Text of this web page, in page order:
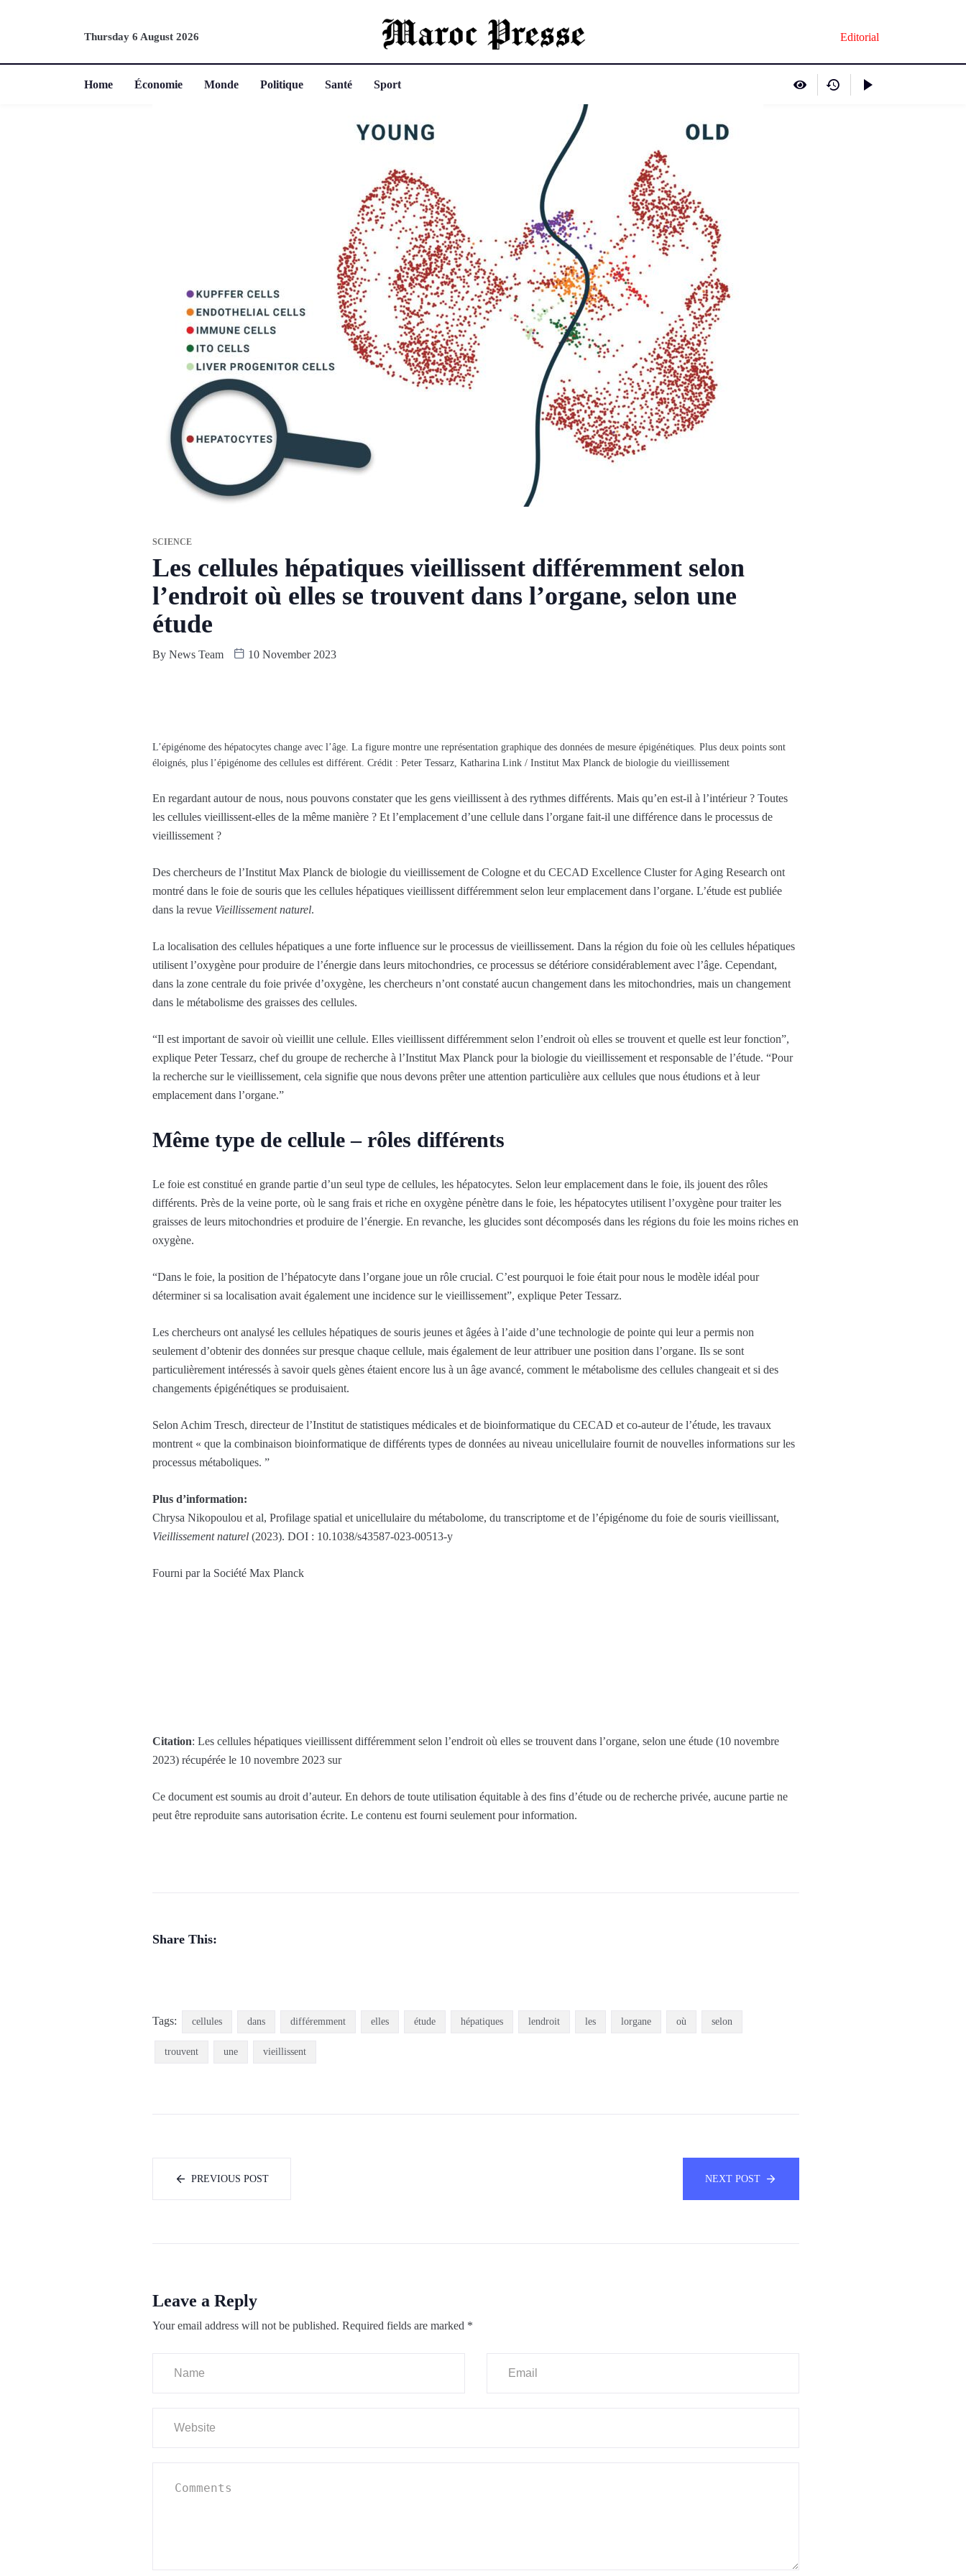
Thursday 6 August 2026 Editorial
Home Économie Monde Politique Santé Sport
SCIENCE
Les cellules hépatiques vieillissent différemment selon
l’endroit où elles se trouvent dans l’organe, selon une
étude
By News Team 10 November 2023
L’épigénome des hépatocytes change avec l’âge. La figure montre une représentation graphique des données de mesure épigénétiques. Plus deux points sont
éloignés, plus l’épigénome des cellules est différent. Crédit : Peter Tessarz, Katharina Link / Institut Max Planck de biologie du vieillissement
En regardant autour de nous, nous pouvons constater que les gens vieillissent à des rythmes différents. Mais qu’en est-il à l’intérieur ? Toutes
les cellules vieillissent-elles de la même manière ? Et l’emplacement d’une cellule dans l’organe fait-il une différence dans le processus de
vieillissement ?
Des chercheurs de l’Institut Max Planck de biologie du vieillissement de Cologne et du CECAD Excellence Cluster for Aging Research ont
montré dans le foie de souris que les cellules hépatiques vieillissent différemment selon leur emplacement dans l’organe. L’étude est publiée
dans la revue Vieillissement naturel.
La localisation des cellules hépatiques a une forte influence sur le processus de vieillissement. Dans la région du foie où les cellules hépatiques
utilisent l’oxygène pour produire de l’énergie dans leurs mitochondries, ce processus se détériore considérablement avec l’âge. Cependant,
dans la zone centrale du foie privée d’oxygène, les chercheurs n’ont constaté aucun changement dans les mitochondries, mais un changement
dans le métabolisme des graisses des cellules.
“Il est important de savoir où vieillit une cellule. Elles vieillissent différemment selon l’endroit où elles se trouvent et quelle est leur fonction”,
explique Peter Tessarz, chef du groupe de recherche à l’Institut Max Planck pour la biologie du vieillissement et responsable de l’étude. “Pour
la recherche sur le vieillissement, cela signifie que nous devons prêter une attention particulière aux cellules que nous étudions et à leur
emplacement dans l’organe.”
Même type de cellule – rôles différents
Le foie est constitué en grande partie d’un seul type de cellules, les hépatocytes. Selon leur emplacement dans le foie, ils jouent des rôles
différents. Près de la veine porte, où le sang frais et riche en oxygène pénètre dans le foie, les hépatocytes utilisent l’oxygène pour traiter les
graisses de leurs mitochondries et produire de l’énergie. En revanche, les glucides sont décomposés dans les régions du foie les moins riches en
oxygène.
“Dans le foie, la position de l’hépatocyte dans l’organe joue un rôle crucial. C’est pourquoi le foie était pour nous le modèle idéal pour
déterminer si sa localisation avait également une incidence sur le vieillissement”, explique Peter Tessarz.
Les chercheurs ont analysé les cellules hépatiques de souris jeunes et âgées à l’aide d’une technologie de pointe qui leur a permis non
seulement d’obtenir des données sur presque chaque cellule, mais également de leur attribuer une position dans l’organe. Ils se sont
particulièrement intéressés à savoir quels gènes étaient encore lus à un âge avancé, comment le métabolisme des cellules changeait et si des
changements épigénétiques se produisaient.
Selon Achim Tresch, directeur de l’Institut de statistiques médicales et de bioinformatique du CECAD et co-auteur de l’étude, les travaux
montrent « que la combinaison bioinformatique de différents types de données au niveau unicellulaire fournit de nouvelles informations sur les
processus métaboliques. ”
Plus d’information:
Chrysa Nikopoulou et al, Profilage spatial et unicellulaire du métabolome, du transcriptome et de l’épigénome du foie de souris vieillissant,
Vieillissement naturel (2023). DOI : 10.1038/s43587-023-00513-y
Fourni par la Société Max Planck
Citation: Les cellules hépatiques vieillissent différemment selon l’endroit où elles se trouvent dans l’organe, selon une étude (10 novembre
2023) récupérée le 10 novembre 2023 sur
Ce document est soumis au droit d’auteur. En dehors de toute utilisation équitable à des fins d’étude ou de recherche privée, aucune partie ne
peut être reproduite sans autorisation écrite. Le contenu est fourni seulement pour information.
Share This:
Tags: cellules dans différemment elles étude hépatiques lendroit les lorgane où selon
trouvent une vieillissent
PREVIOUS POST NEXT POST
Leave a Reply
Your email address will not be published. Required fields are marked *